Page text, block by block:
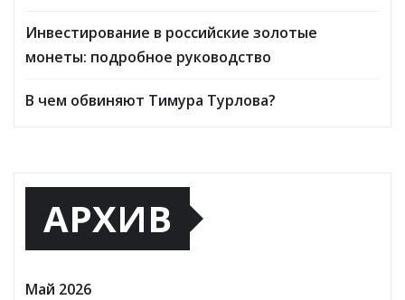
Инвестирование в российские золотые
монеты: подробное руководство
В чем обвиняют Тимура Турлова?
АРХИВ
Май 2026